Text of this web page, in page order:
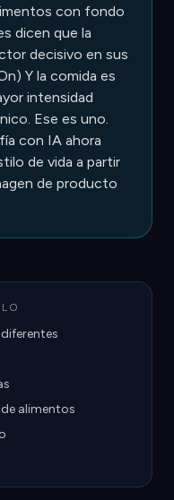
con fondo
dicen que la
decisivo en sus
Y la comida es
intensidad
Ese es uno.
con IA ahora
de vida a partir
de producto
alimentos